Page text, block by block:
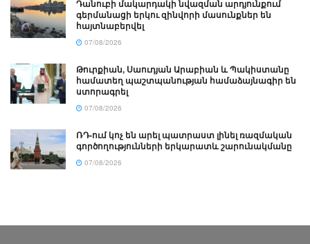
Դանուբի մակարդակի նվազման արդյունքում
գերմանացի երկու զինվորի մասունքներ են
հայտնաբերվել
07/08/2026
Թուրքիան, Սաուդյան Արաբիան և Պակիստանը
համատեղ պաշտպանության համաձայնագիր են
ստորագրել
07/08/2026
ՌԴ-ում կոչ են արել պատրաստ լինել ռազմական
գործողությունների երկարատև շարունակմանը
07/08/2026